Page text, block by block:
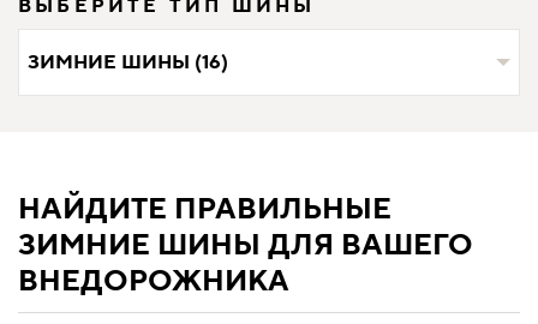
ВЫБЕРИТЕ ТИП ШИНЫ
ЗИМНИЕ ШИНЫ (16)
НАЙДИТЕ ПРАВИЛЬНЫЕ
ЗИМНИЕ ШИНЫ ДЛЯ ВАШЕГО
ВНЕДОРОЖНИКА